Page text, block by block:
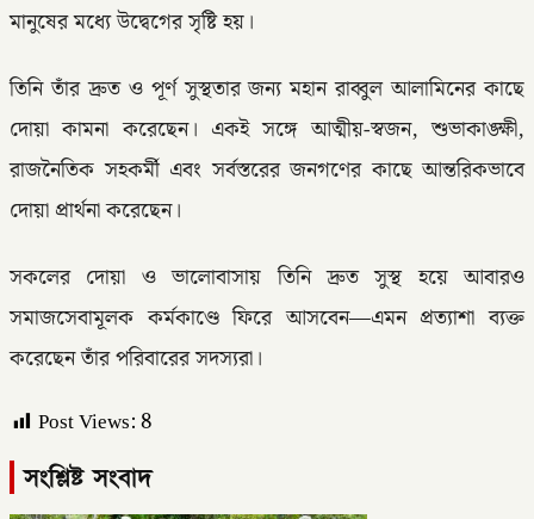
মানুষের মধ্যে উদ্বেগের সৃষ্টি হয়।
তিনি তাঁর দ্রুত ও পূর্ণ সুস্থতার জন্য মহান রাব্বুল আলামিনের কাছে
দোয়া কামনা করেছেন। একই সঙ্গে আত্মীয়-স্বজন, শুভাকাঙ্ক্ষী,
রাজনৈতিক সহকর্মী এবং সর্বস্তরের জনগণের কাছে আন্তরিকভাবে
দোয়া প্রার্থনা করেছেন।
সকলের দোয়া ও ভালোবাসায় তিনি দ্রুত সুস্থ হয়ে আবারও
সমাজসেবামূলক কর্মকাণ্ডে ফিরে আসবেন—এমন প্রত্যাশা ব্যক্ত
করেছেন তাঁর পরিবারের সদস্যরা।
Post Views:8
সংশ্লিষ্ট সংবাদ